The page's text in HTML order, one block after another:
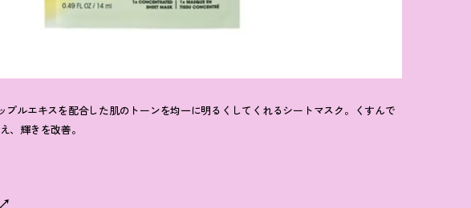
プルエキスを配合した肌のトーンを均一に明るくしてくれるシートマスク。くすんで
、輝きを改善。